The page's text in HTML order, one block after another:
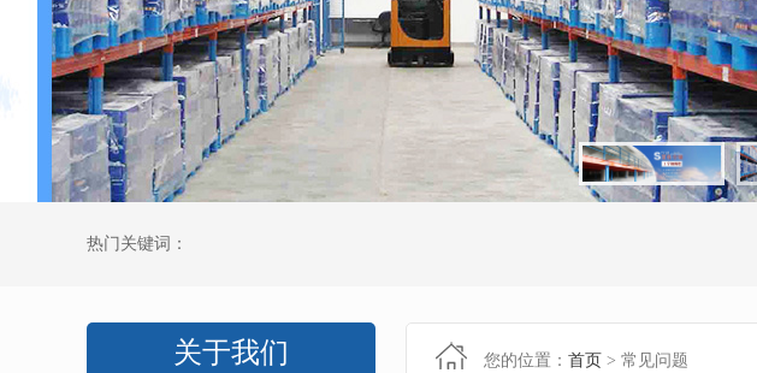
热门关键词：
关于我们 您的位置： 首页 > 常见问题